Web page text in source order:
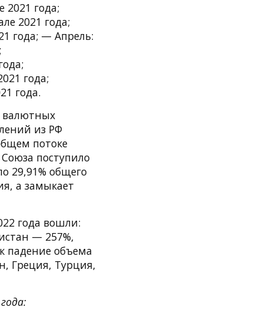
года;
2021 года;
года; — Апрель:
года;
года.
валютных
из РФ
потоке
поступило
29,91% общего
а замыкает
года вошли:
— 257%,
падение объема
Греция, Турция,